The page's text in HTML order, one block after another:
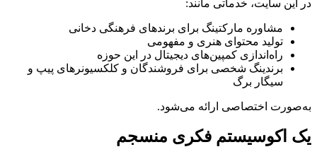
در این سایت، خدماتی مانند:
مشاوره مارکتینگ برای برندهای فرهنگی دخانی
تولید محتوای هنری و مفهومی
راه‌اندازی کمپین‌های دیجیتال در این حوزه
برندینگ شخصی برای فروشندگان و کلکسیونرهای پیپ و
سیگار برگ
به‌صورت اختصاصی ارائه می‌شود.
یک اکوسیستم فکری منسجم